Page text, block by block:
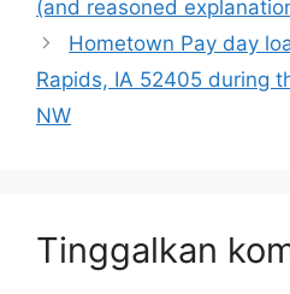
(and reasoned
Hometown Pay day
Rapids, IA 52405 during
NW
Tinggalkan